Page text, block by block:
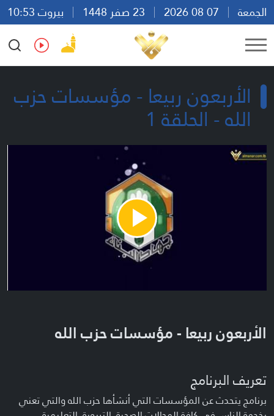
الجمعة
بيروت 10:53
Ar
En Fr Es
الأربعون ربيعا - مؤسسات حزب
الله - الحلقة 1
Play
Video
الأربعون ربيعا - مؤسسات حزب الله
تعريف البرنامج
برنامج يتحدث عن المؤسسات التي أنشأها حزب الله والتي تعني